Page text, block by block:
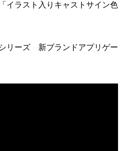
イラスト入りキャストサイン色
リーズ 新ブランドアプリゲー